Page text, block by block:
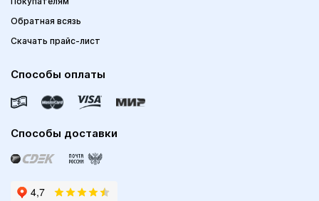
Обратная всязь
Скачать прайс-лист
Способы оплаты
Способы доставки